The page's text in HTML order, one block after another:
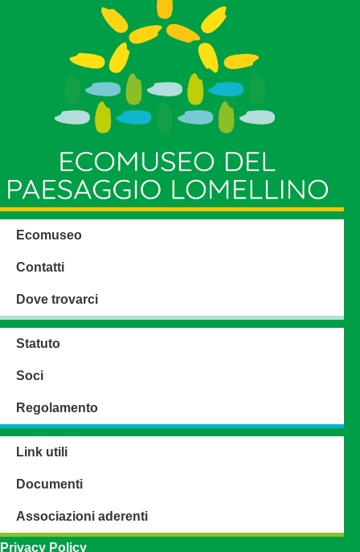
Ecomuseo
Contatti
Dove trovarci
Statuto
Soci
Regolamento
Link utili
Documenti
Associazioni aderenti
Privacy Policy